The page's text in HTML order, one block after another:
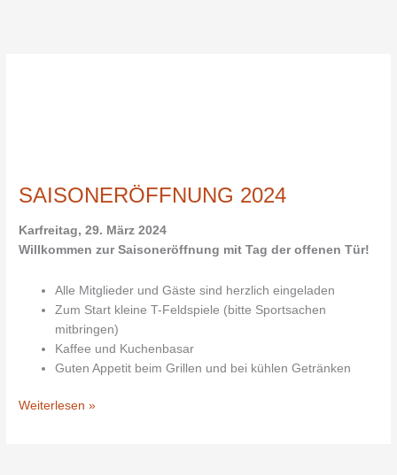
SAISONERÖFFNUNG 2024
Karfreitag, 29. März 2024
Willkommen zur Saisoneröffnung mit Tag der offenen Tür!
Alle Mitglieder und Gäste sind herzlich eingeladen
Zum Start kleine T-Feldspiele (bitte Sportsachen
mitbringen)
Kaffee und Kuchenbasar
Guten Appetit beim Grillen und bei kühlen Getränken
Weiterlesen »